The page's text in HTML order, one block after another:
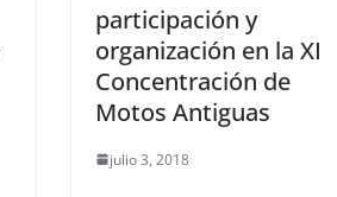
participación y
organización en la XI
Concentración de
Motos Antiguas
julio 3, 2018